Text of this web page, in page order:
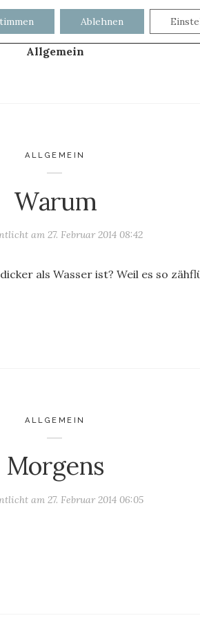
Allgemein
ALLGEMEIN
Warum
am27. Februar 2014 08:42
als Wasser ist? Weil es so
ALLGEMEIN
Morgens
am 27. Februar 2014 06:05
Ablehnen